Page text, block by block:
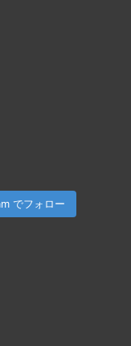
でフォロー